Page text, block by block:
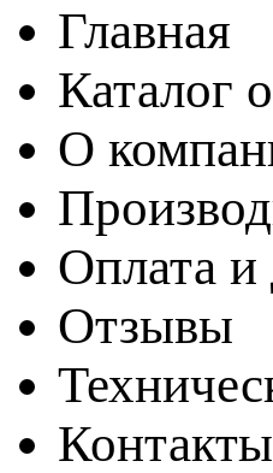
Главная
Каталог
О
Оплата и
Отзывы
Контакты